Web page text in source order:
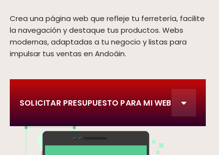
Crea una página web que refleje tu ferretería, facilite
la navegación y destaque tus productos. Webs
modernas, adaptadas a tu negocio y listas para
impulsar tus ventas en Andoáin.
SOLICITAR PRESUPUESTO PARA MI WEB